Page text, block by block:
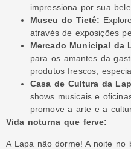
impressiona por sua
Museu do Tietê:
através de exposições
Mercado Municipal da
para os amantes da
produtos frescos,
Casa de Cultura da
shows musicais e
promove a arte e a
Vida noturna que ferve:
A Lapa não dorme! A noite no